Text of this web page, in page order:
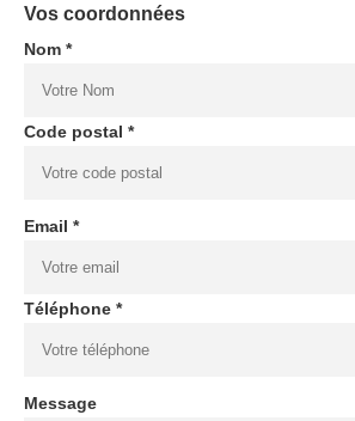
Vos coordonnées
Nom *
Code postal *
Email *
Téléphone *
Message